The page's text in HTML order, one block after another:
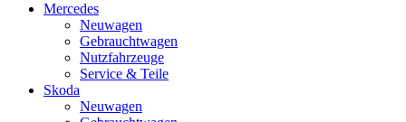
Mercedes
Neuwagen
Gebrauchtwagen
Nutzfahrzeuge
Service & Teile
Skoda
Neuwagen